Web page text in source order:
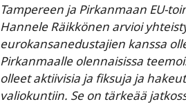
Tampereen ja Pirkanmaan EU-
Hannele Räikkönen arvioi
eurokansanedustajien kanssa
Pirkanmaalle olennaisissa
olleet aktiivisia ja fiksuja ja
valiokuntiin. Se on tärkeää